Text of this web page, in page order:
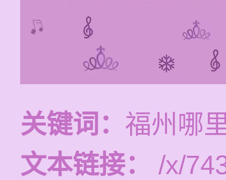
关键词： 福州哪
文本链接：
/x/